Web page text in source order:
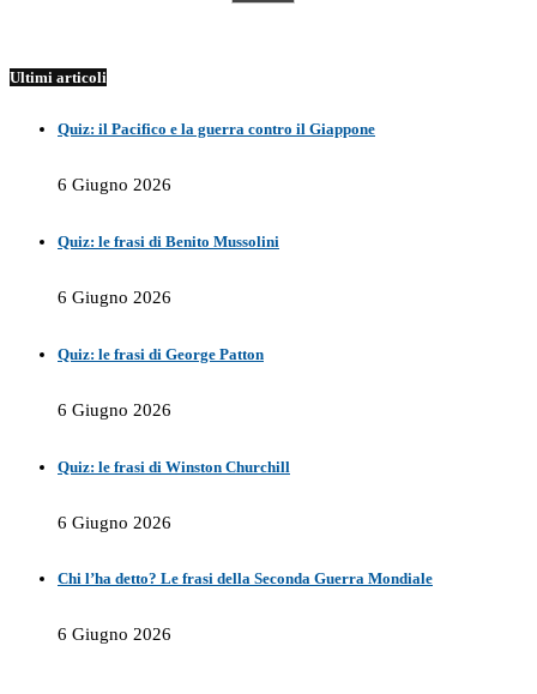
Ultimi articoli
Quiz: il Pacifico e la guerra contro il Giappone
6 Giugno 2026
Quiz: le frasi di Benito Mussolini
6 Giugno 2026
Quiz: le frasi di George Patton
6 Giugno 2026
Quiz: le frasi di Winston Churchill
6 Giugno 2026
Chi l’ha detto? Le frasi della Seconda Guerra Mondiale
6 Giugno 2026